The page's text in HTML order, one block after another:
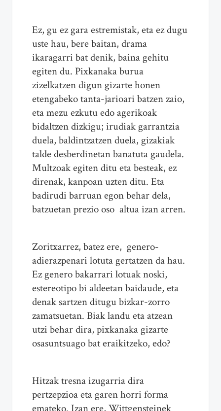
Ez, gu ez gara estremistak, eta ez dugu
uste hau, bere baitan, drama
ikaragarri bat denik, baina gehitu
egiten du. Pixkanaka burua
zizelkatzen digun gizarte honen
etengabeko tanta-jarioari batzen zaio,
eta mezu ezkutu edo agerikoak
bidaltzen dizkigu; irudiak garrantzia
duela, baldintzatzen duela, gizakiak
talde desberdinetan banatuta gaudela.
Multzoak egiten ditu eta besteak, ez
direnak, kanpoan uzten ditu. Eta
badirudi barruan egon behar dela,
batzuetan prezio oso altua izan arren.
Zoritxarrez, batez ere, genero-
adierazpenari lotuta gertatzen da hau.
Ez genero bakarrari lotuak noski,
estereotipo bi aldeetan baidaude, eta
denak sartzen ditugu bizkar-zorro
zamatsuetan. Biak landu eta atzean
utzi behar dira, pixkanaka gizarte
osasuntsuago bat eraikitzeko, edo?
Hitzak tresna izugarria dira
pertzepzioa eta garen horri forma